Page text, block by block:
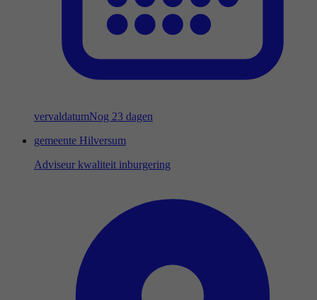
vervaldatumNog 23 dagen
gemeente Hilversum
Adviseur kwaliteit inburgering